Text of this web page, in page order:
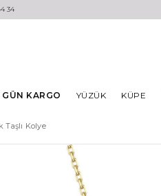
34
GÜN KARGO YÜZÜK KÜPE
Taşlı Kolye